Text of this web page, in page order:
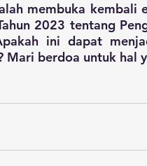
membuka kembali
2023 tentang
ini dapat
Mari berdoa untuk hal